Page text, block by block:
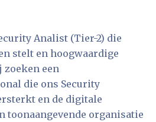
Analist (Tier-2) die
stelt en hoogwaardige
zoeken een
die ons Security
en de digitale
toonaangevende organisatie